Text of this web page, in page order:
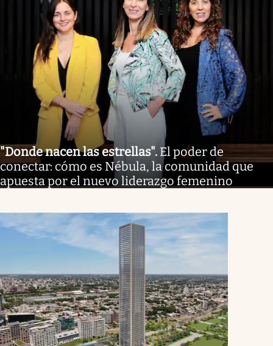
"Donde nacen las estrellas". El poder de
conectar: cómo es Nébula, la comunidad que
apuesta por el nuevo liderazgo femenino